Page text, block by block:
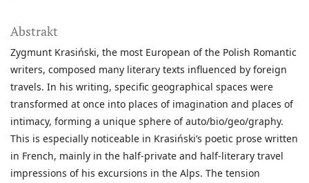
Abstrakt
Zygmunt Krasiński, the most European of the Polish Romantic
writers, composed many literary texts influenced by foreign
travels. In his writing, specific geographical spaces were
transformed at once into places of imagination and places of
intimacy, forming a unique sphere of auto/bio/geo/graphy.
This is especially noticeable in Krasiński’s poetic prose written
in French, mainly in the half-private and half-literary travel
impressions of his excursions in the Alps. The tension